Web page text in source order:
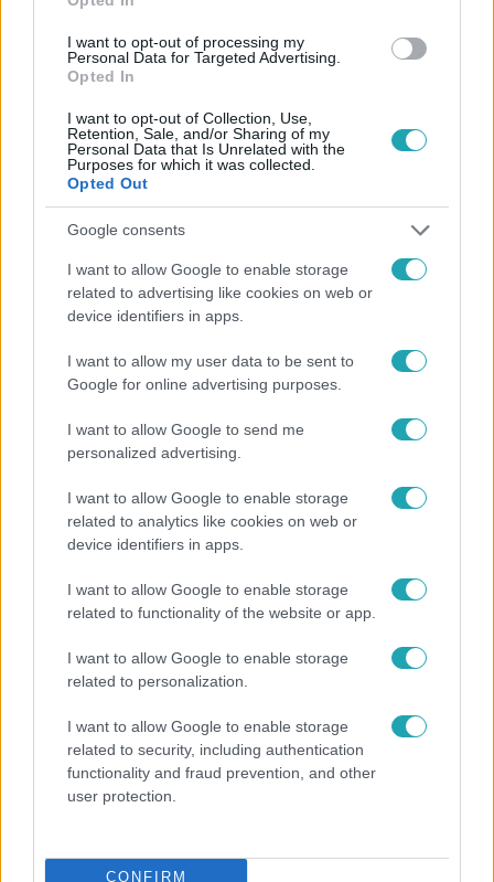
I want to opt-out of processing my
Personal Data for Targeted Advertising.
Opted In
I want to opt-out of Collection, Use,
Retention, Sale, and/or Sharing of my
Personal Data that Is Unrelated with the
Purposes for which it was collected.
Opted Out
Google consents
I want to allow Google to enable storage
related to advertising like cookies on web or
device identifiers in apps.
I want to allow my user data to be sent to
Google for online advertising purposes.
I want to allow Google to send me
personalized advertising.
I want to allow Google to enable storage
related to analytics like cookies on web or
device identifiers in apps.
I want to allow Google to enable storage
related to functionality of the website or app.
I want to allow Google to enable storage
related to personalization.
I want to allow Google to enable storage
related to security, including authentication
functionality and fraud prevention, and other
user protection.
CONFIRM
2026. március 13. 17:51
„Hányinger” – Kocsis Máté durván nekiment a
Magyar Péterről szóló filmnek
szóló filmet és annak alkotóit. Az alkotók szerint a
közbeszéd állapota inspirálta a filmet.
Ilyen, amikor Szellő István énekel – 3 éve dalolt
először nagy nyilvánosság előtt a Híradó
2021-ben ezen a napon az RTL Híradó műsorvezetője,
Szellő István életében először énekelt nagy nyilvánosság
előtt, és azt a dalt adta elő, amit 1986-ban Freddie
Mercurytól hallott a Népstadionban. Az akkor 19 éves
legmeghatározóbb pillanata – erről mesélt az interjúban.
A dal után egyébként nagyon sok ismerőse felhívta a
műsorvezetőt, hogy – ha nem is az ének, hanem a
egy összefoglalót.